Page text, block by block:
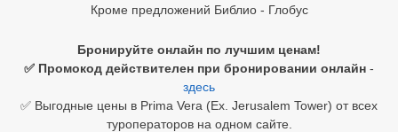
Кроме предложений Библио - Глобус
Бронируйте онлайн по лучшим ценам!
✅ Промокод действителен при бронировании онлайн -
здесь
✅ Выгодные цены в Prima Vera (Ex. Jerusalem Tower) от всех
туроператоров на одном сайте.
Египет
Куба